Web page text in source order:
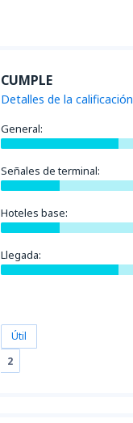
CUMPLE
Detalles de la calificación
General:
Señales de terminal:
Hoteles base:
Llegada:
Útil
2